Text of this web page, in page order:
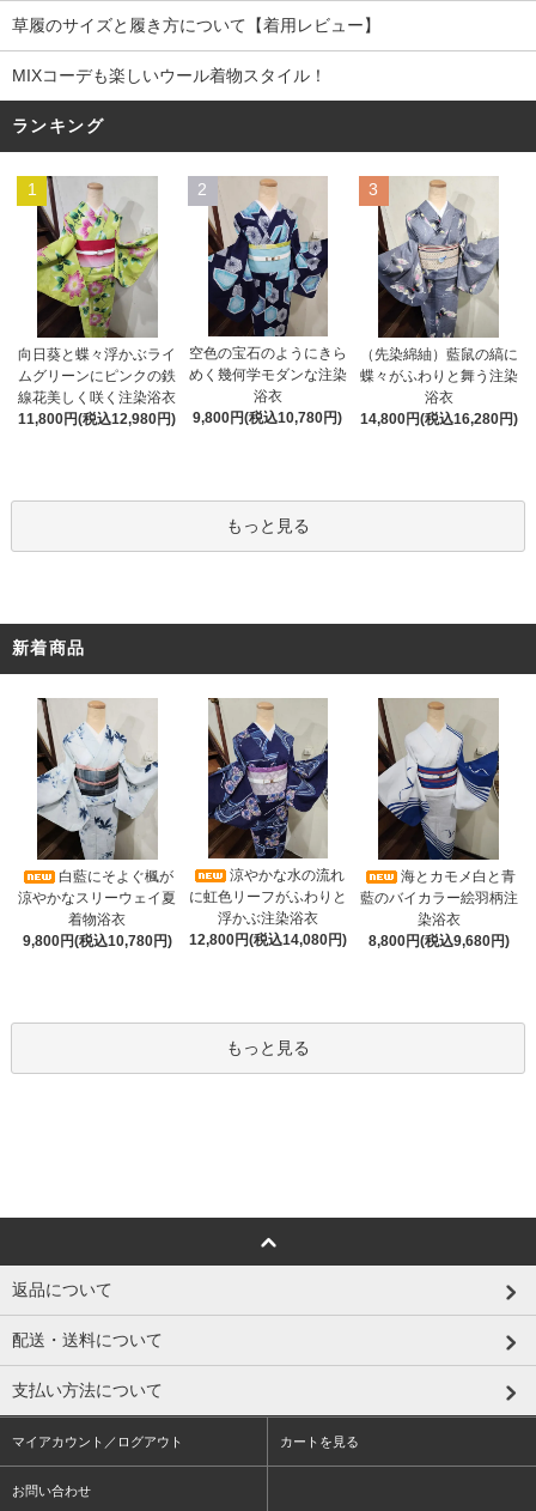
草履のサイズと履き方について【着用レビュー】
MIXコーデも楽しいウール着物スタイル！
ランキング
1
向日葵と蝶々浮かぶライ
ムグリーンにピンクの鉄
線花美しく咲く注染浴衣
11,800円(税込12,980円)
2
空色の宝石のようにきら
めく幾何学モダンな注染
浴衣
9,800円(税込10,780円)
3
（先染綿紬）藍鼠の縞に
蝶々がふわりと舞う注染
浴衣
14,800円(税込16,280円)
もっと見る
新着商品
白藍にそよぐ楓が
涼やかなスリーウェイ夏
着物浴衣
9,800円(税込10,780円)
涼やかな水の流れ
に虹色リーフがふわりと
浮かぶ注染浴衣
12,800円(税込14,080円)
海とカモメ白と青
藍のバイカラー絵羽柄注
染浴衣
8,800円(税込9,680円)
もっと見る
返品について
配送・送料について
支払い方法について
マイアカウント／ログアウト カートを見る
お問い合わせ